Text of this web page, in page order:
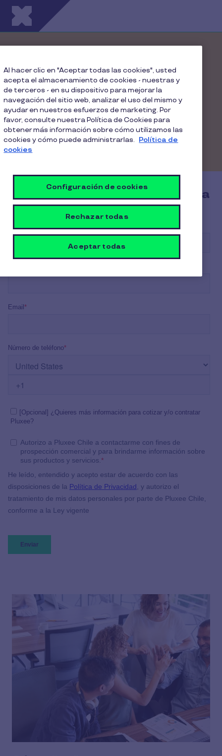
Pasar al contenido principal
Incentivos que de verdad
funcionan
Enteráte la mejor forma de diseñar un paquete de
beneficios valioso, medible y estratégico para tu
organización; generando un impacto positivo en la
vida y bienestar de tus colaboradores
Completa este formulario para
recibir tu Ebook Pluxee
Al hacer clic en "Aceptar todas las cookies", usted
acepta el almacenamiento de cookies - nuestras y
de terceros - en su dispositivo para mejorar la
navegación del sitio web, analizar el uso del mismo y
ayudar en nuestros esfuerzos de marketing. Por
favor, consulte nuestra Política de Cookies para
obtener más información sobre cómo utilizamos las
cookies y cómo puede administrarlas. Política de
cookies
Configuración de cookies
Rechazar todas
Aceptar todas